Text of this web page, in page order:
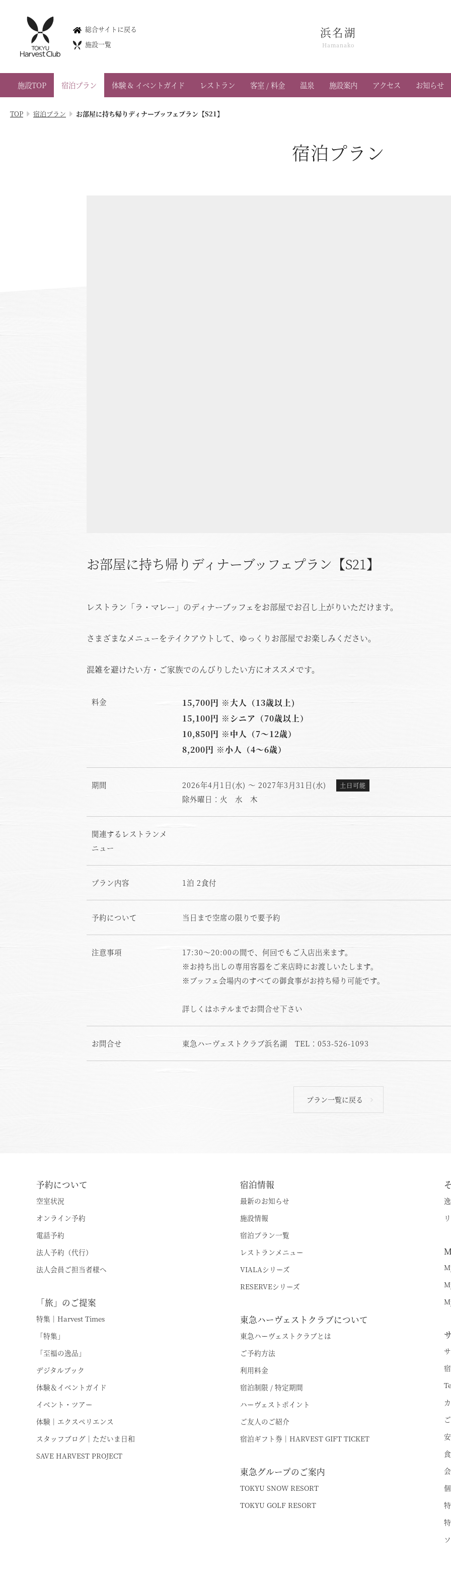
総合サイトに戻る
施設一覧
浜名湖
Hamanako
施設TOP 宿泊プラン 体験 & イベントガイド レストラン 客室 / 料金 温泉 施設案内 アクセス お知らせ
浜名湖
Hamanako
会員権のご案内
TOP
TOP 宿泊プラン お部屋に持ち帰りディナーブッフェプラン【S21】
宿泊プラン
お部屋に持ち帰りディナーブッフェプラン【S21】
レストラン「ラ・マレー」のディナーブッフェをお部屋でお召し上がりいただけます。
さまざまなメニューをテイクアウトして、ゆっくりお部屋でお楽しみください。
混雑を避けたい方・ご家族でのんびりしたい方にオススメです。
料金
15,700円 ※大人（13歳以上)
15,100円 ※シニア（70歳以上）
10,850円 ※中人（7～12歳）
8,200円 ※小人（4～6歳）
期間 2026年4月1日(水) ～ 2027年3月31日(水) 土日可能
除外曜日：火 水 木
関連するレストランメ
ニュー
プラン内容 1泊 2食付
予約について 当日まで空席の限りで要予約
注意事項
17:30～20:00の間で、何回でもご入店出来ます。
※お持ち出しの専用容器をご来店時にお渡しいたします。
※ブッフェ会場内のすべての御食事がお持ち帰り可能です。
詳しくはホテルまでお問合せ下さい
お問合せ 東急ハーヴェストクラブ浜名湖 TEL：053-526-1093
プラン一覧に戻る
予約について
空室状況
オンライン予約
電話予約
法人予約（代行）
法人会員ご担当者様へ
「旅」のご提案
特集｜Harvest Times
「特集」
「至福の逸品」
デジタルブック
体験＆イベントガイド
イベント・ツアー
体験｜エクスペリエンス
スタッフブログ｜ただいま日和
SAVE HARVEST PROJECT
宿泊情報
最新のお知らせ
施設情報
宿泊プラン一覧
レストランメニュー
VIALAシリーズ
RESERVEシリーズ
東急ハーヴェストクラブについて
東急ハーヴェストクラブとは
ご予約方法
利用料金
宿泊制限 / 特定期間
ハーヴェストポイント
ご友人のご紹介
宿泊ギフト券｜HARVEST GIFT TICKET
東急グループのご案内
TOKYU SNOW RESORT
TOKYU GOLF RESORT